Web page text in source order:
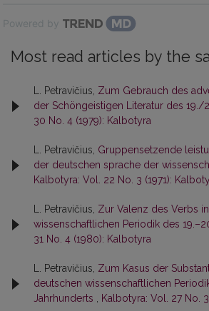
Powered by
Most read articles by the
L. Petravičius, Zum Gebrauch des
der Schöngeistigen Literatur des 19./
30 No. 4 (1979): Kalbotyra
L. Petravičius, Gruppensetzende
der deutschen sprache der
Kalbotyra: Vol. 22 No. 3 (1971):
L. Petravičius, Zur Valenz des Verbs
wissenschaftlichen Periodik des
31 No. 4 (1980): Kalbotyra
L. Petravičius, Zum Kasus der
deutschen wissenschaftlichen
Jahrhunderts
Kalbotyra: Vol. 27 No.